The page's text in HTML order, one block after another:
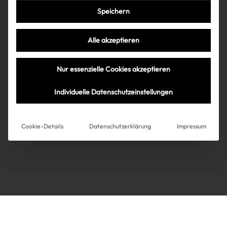
Über uns Kooperationen
AGB
Über uns
Kooperationen
Instagram
Très Click
Impressum
AGB
Speichern
Alle akzeptieren
Nur essenzielle Cookies akzeptieren
Individuelle Datenschutzeinstellungen
Cookie-Details Datenschutzerklärung Impressum